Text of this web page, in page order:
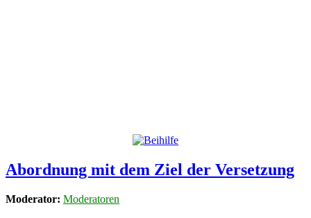
Abordnung mit dem Ziel der Versetzung
Moderator: Moderatoren